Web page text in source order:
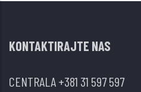
OFTALMOPATIJE
KONTAKTIRAJTE NAS
CENTRALA+381 31 597 597